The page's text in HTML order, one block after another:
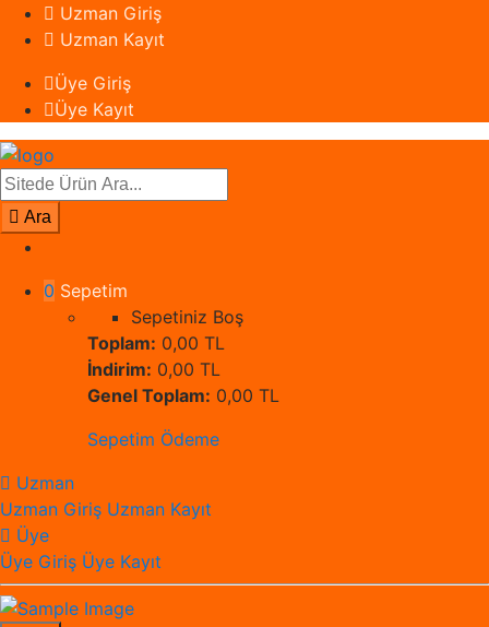
Uzman Giriş
Uzman Kayıt
Üye Giriş
Üye Kayıt
Search
for:Ara
0 Sepetim
Sepetiniz Boş
Toplam: 0,00 TL
İndirim: 0,00 TL
Genel Toplam: 0,00 TL
Sepetim Ödeme
Uzman
Uzman Giriş Uzman Kayıt
Üye
Üye Giriş Üye Kayıt